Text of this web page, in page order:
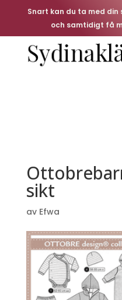
Snart kan du ta med
och samtidigt få
sikt
av Efwa